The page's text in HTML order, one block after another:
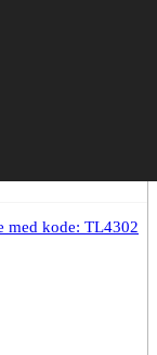
med kode: TL4302